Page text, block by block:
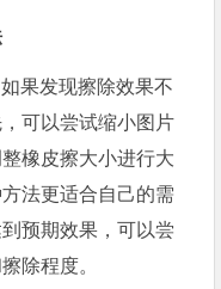
果发现擦除效果不
可以尝试缩小图片
橡皮擦大小进行大
法更适合自己的需
预期效果，可以尝
除程度。